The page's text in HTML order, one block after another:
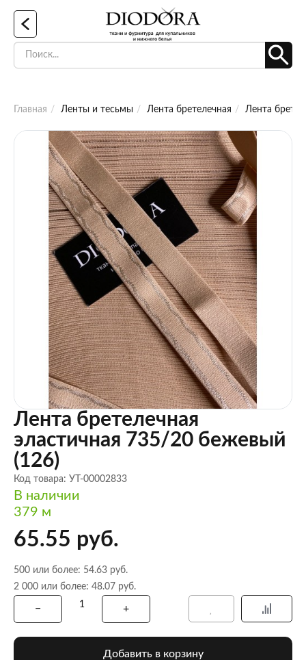
Главная Ленты и тесьмы Лента бретелечная Лента
Лента бретелечная
эластичная 735/20 бежевый
(126)
Код товара: УТ-00002833
В наличии
379 м
65.55 руб.
500 или более: 54.63 руб.
2 000 или более: 48.07 руб.
Добавить в корзину